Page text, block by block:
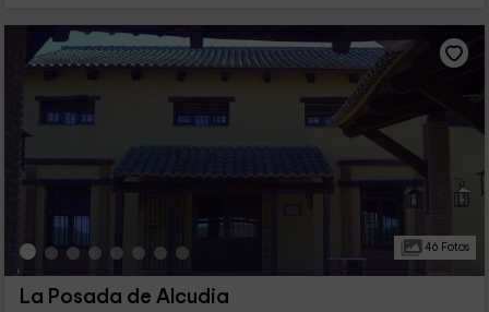
46 Fotos
La Posada de Alcudia